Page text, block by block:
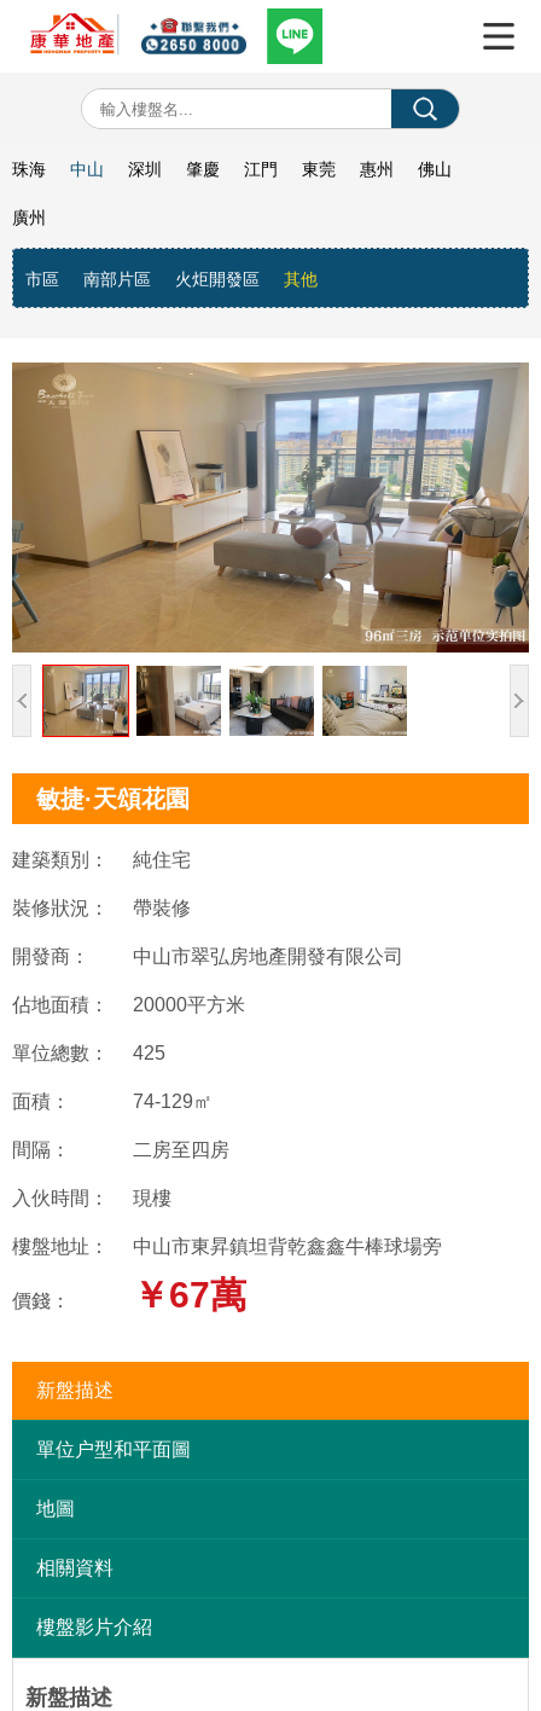
珠海 中山
市區 南部片區 火炬開發區 其他
深圳 肇慶 江門 東莞 惠州 佛山
廣州
敏捷·天頌花園
建築類別： 純住宅
裝修狀況： 帶裝修
開發商： 中山市翠弘房地產開發有限公司
佔地面積： 20000平方米
單位總數： 425
面積： 74-129㎡
間隔： 二房至四房
入伙時間： 現樓
樓盤地址： 中山市東昇鎮坦背乾鑫鑫牛棒球場旁
價錢： ￥67萬
新盤描述
單位户型和平面圖
地圖
相關資料
樓盤影片介紹
新盤描述